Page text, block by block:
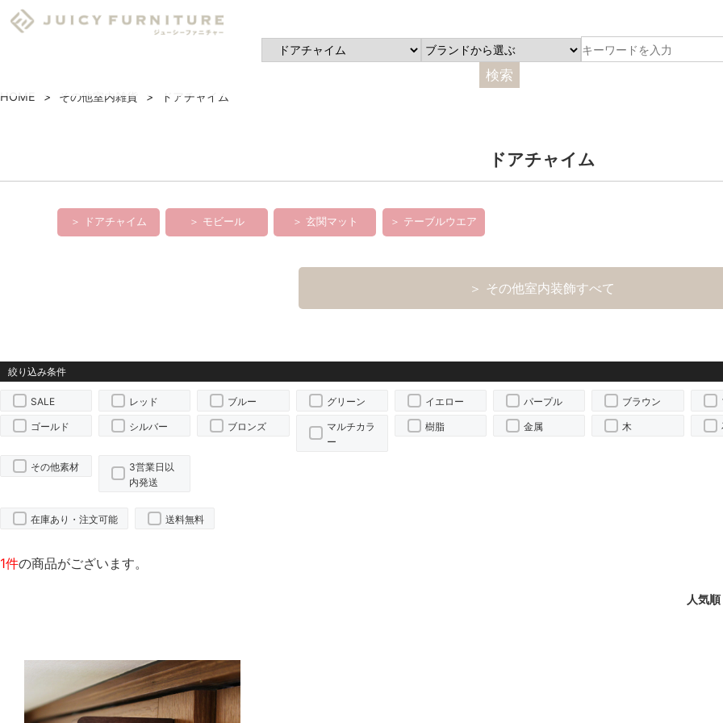
HOME その他室内雑貨 ドアチャイム
ドアチャイム
＞ ドアチャイム ＞ モビール ＞ 玄関マット ＞ テーブルウエア
＞ その他室内装飾すべて
SALE レッド ブルー グリーン イエロー パープル ブラウン
ゴールド シルバー ブロンズ
マルチカラ
ー
樹脂 金属 木
その他素材
3営業日以
内発送
在庫あり・注文可能 送料無料
1件の商品がございます。
人気順